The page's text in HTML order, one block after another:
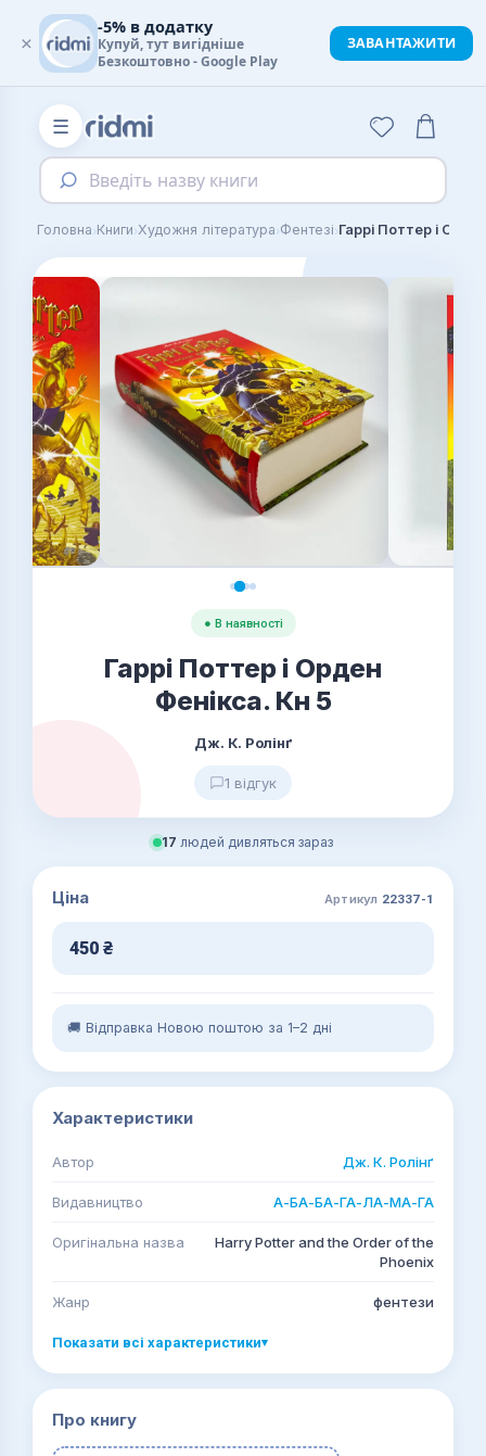
☰
Введіть назву книги
Головна›Книги›Художня література›Фентезі›Гаррі Поттер i
● В наявності
Гаррі Поттер i Орден
Фенікса. Кн 5
Дж. К. Ролінґ
1 відгук
17 людей дивляться зараз
Ціна Артикул 22337-1
450 ₴
🚚 Відправка Новою поштою за 1–2 дні
Характеристики
Автор Дж. К. Ролінґ
Видавництво А-БА-БА-ГА-ЛА-МА-ГА
Оригінальна назва
Harry Potter and the Order of the
Phoenix
Жанр фентези
Показати всі характеристики▾
Про книгу
×
-5% в додатку
Купуй, тут вигідніше
Безкоштовно - Google Play
ЗАВАНТАЖИТИ